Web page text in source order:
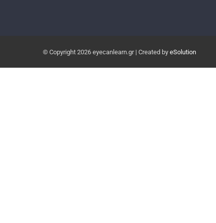
© Copyright 2026 eyecanlearn.gr | Created by eSolution